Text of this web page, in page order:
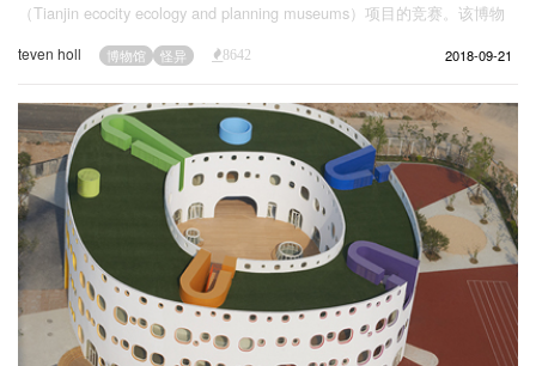
（Tianjin ecocity ecology and planning museums）项目的竞赛。该博物
馆将是该文化区域内的第一座建筑物
teven holl 博物馆 怪异 8642 2018-09-21